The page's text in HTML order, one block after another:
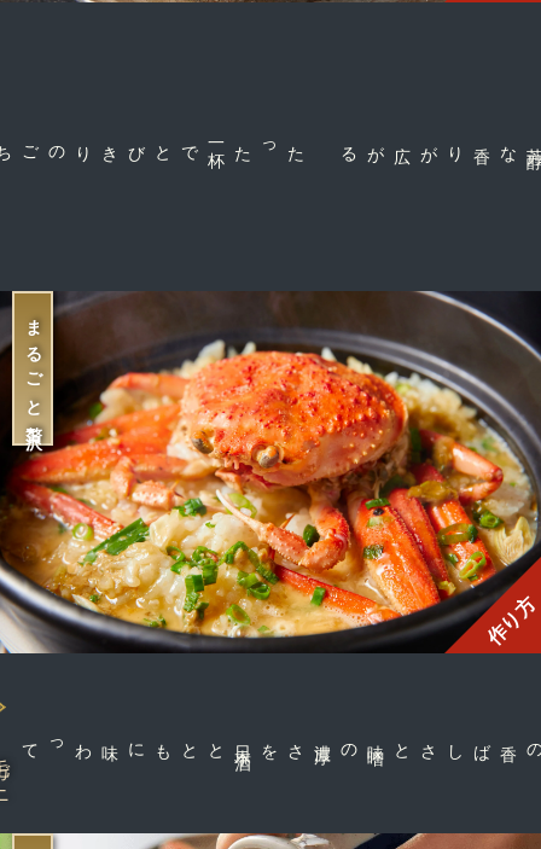
まるごと贅沢
作り方
な香りが広がる
たった一
杯
で
カニの香ばしさと
さを
とともに味わって